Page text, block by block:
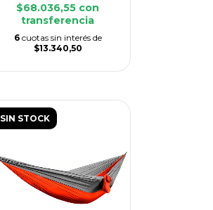
$68.036,55 con
transferencia
6 cuotas sin interés de
$13.340,50
SIN STOCK